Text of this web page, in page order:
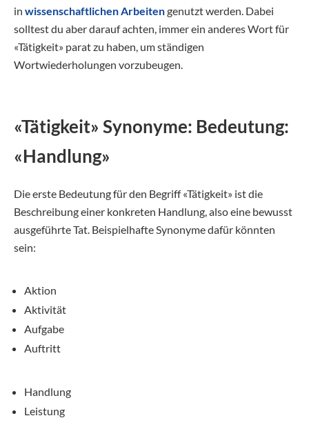
in wissenschaftlichen Arbeitengenutzt werden. Dabei
solltest du aber darauf achten, immer ein anderes Wort für
«Tätigkeit» parat zu haben, um ständigen
Wortwiederholungen vorzubeugen.
«Tätigkeit» Synonyme: Bedeutung:
«Handlung»
Die erste Bedeutung für den Begriff «Tätigkeit» ist die
Beschreibung einer konkreten Handlung, also eine bewusst
ausgeführte Tat. Beispielhafte Synonyme dafür könnten
sein:
Aktion
Aktivität
Aufgabe
Auftritt
Handlung
Leistung